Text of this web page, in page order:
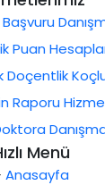
Puan
Doçentlik
Raporu
Menü
Anasayfa